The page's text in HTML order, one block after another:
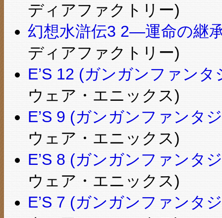
ディアファクトリー)
幻想水滸伝3 2―運命の継
ディアファクトリー)
E’S 12 (ガンガンファン
ウェア・エニックス)
E’S 9 (ガンガンファンタ
ウェア・エニックス)
E’S 8 (ガンガンファンタ
ウェア・エニックス)
E’S 7 (ガンガンファンタ